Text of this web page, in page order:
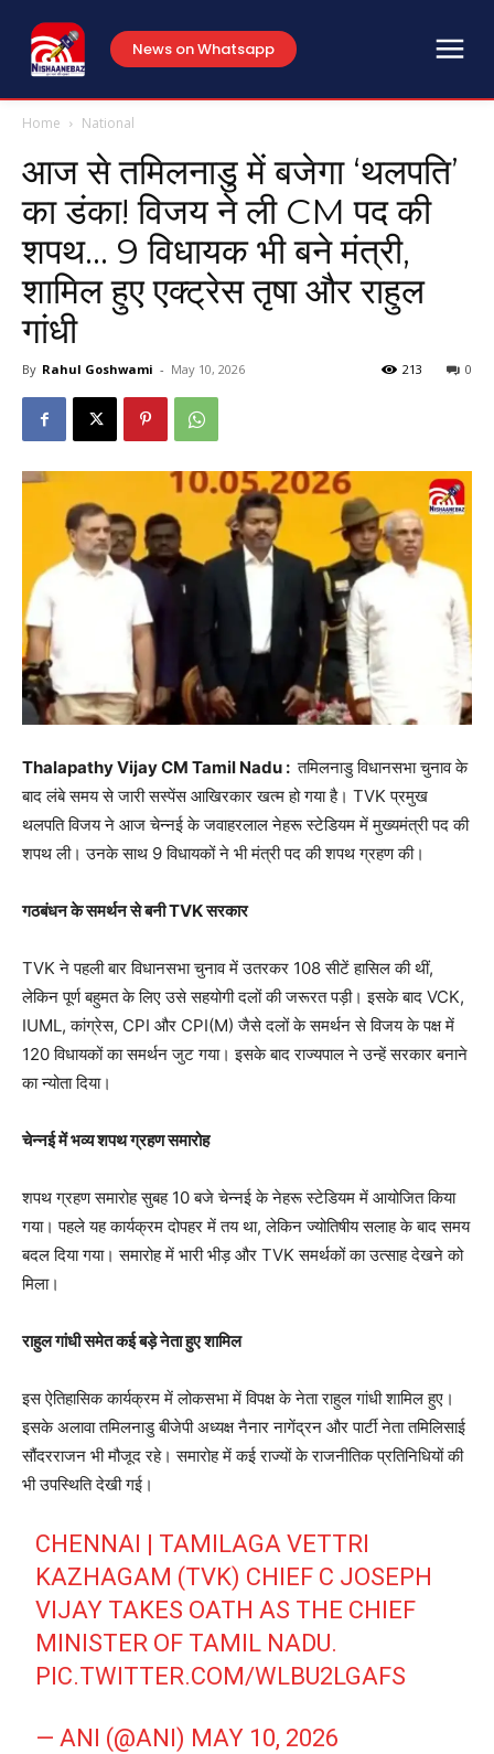
News on Whatsapp
Home National
आज से तमिलनाडु में बजेगा ‘थलपति’
का डंका! विजय ने ली CM पद की
शपथ… 9 विधायक भी बने मंत्री,
शामिल हुए एक्ट्रेस तृषा और राहुल
गांधी
By Rahul Goshwami - May 10, 2026 0
213
Thalapathy Vijay CM Tamil Nadu : तमिलनाडु विधानसभा चुनाव के
बाद लंबे समय से जारी सस्पेंस आखिरकार खत्म हो गया है। TVK प्रमुख
थलपति विजय ने आज चेन्नई के जवाहरलाल नेहरू स्टेडियम में मुख्यमंत्री पद की
शपथ ली। उनके साथ 9 विधायकों ने भी मंत्री पद की शपथ ग्रहण की।
गठबंधन के समर्थन से बनी TVK सरकार
TVK ने पहली बार विधानसभा चुनाव में उतरकर 108 सीटें हासिल की थीं,
लेकिन पूर्ण बहुमत के लिए उसे सहयोगी दलों की जरूरत पड़ी। इसके बाद VCK,
IUML, कांग्रेस, CPI और CPI(M) जैसे दलों के समर्थन से विजय के पक्ष में
120 विधायकों का समर्थन जुट गया। इसके बाद राज्यपाल ने उन्हें सरकार बनाने
का न्योता दिया।
चेन्नई में भव्य शपथ ग्रहण समारोह
शपथ ग्रहण समारोह सुबह 10 बजे चेन्नई के नेहरू स्टेडियम में आयोजित किया
गया। पहले यह कार्यक्रम दोपहर में तय था, लेकिन ज्योतिषीय सलाह के बाद समय
बदल दिया गया। समारोह में भारी भीड़ और TVK समर्थकों का उत्साह देखने को
मिला।
राहुल गांधी समेत कई बड़े नेता हुए शामिल
इस ऐतिहासिक कार्यक्रम में लोकसभा में विपक्ष के नेता राहुल गांधी शामिल हुए।
इसके अलावा तमिलनाडु बीजेपी अध्यक्ष नैनार नागेंद्रन और पार्टी नेता तमिलिसाई
सौंदरराजन भी मौजूद रहे। समारोह में कई राज्यों के राजनीतिक प्रतिनिधियों की
भी उपस्थिति देखी गई।
CHENNAI | TAMILAGA VETTRI
KAZHAGAM (TVK) CHIEF C JOSEPH
VIJAY TAKES OATH AS THE CHIEF
MINISTER OF TAMIL NADU.
PIC.TWITTER.COM/WLBU2LGAFS
— ANI (@ANI) MAY 10, 2026